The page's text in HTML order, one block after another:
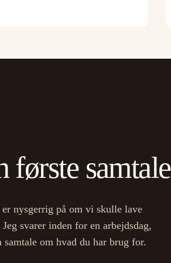
første
nysgerrig på om vi skulle lave
svarer inden for en arbejdsdag,
om hvad du har brug for.